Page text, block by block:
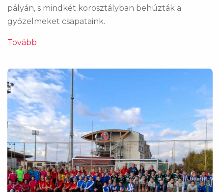
pályán, s mindkét korosztályban behúzták a
győzelmeket csapataink.
Tovább